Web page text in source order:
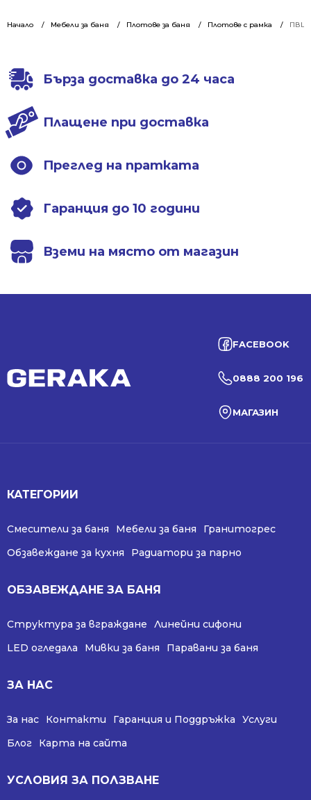
Начало Мебели за баня Плотове за баня Плотове с рамка ПВЦ
534.30 €
382.96 €
/
/
Бърза доставка до 24 часа
Плащене при доставка
Преглед на пратката
Гаранция до 10 години
Вземи на място от магазин
FACEBOOK
0888 200 196
МАГАЗИН
КАТЕГОРИИ
Смесители за баня Мебели за баня
Гранитогрес
Обзавеждане за кухня
Радиатори за парно
ОБЗАВЕЖДАНЕ ЗА БАНЯ
Структура за вграждане
Линейни сифони
LED огледала
Мивки за баня Паравани за баня
ЗА НАС
За нас Контакти Гаранция и Поддръжка
Услуги
Блог
Карта на сайта
УСЛОВИЯ ЗА ПОЛЗВАНЕ